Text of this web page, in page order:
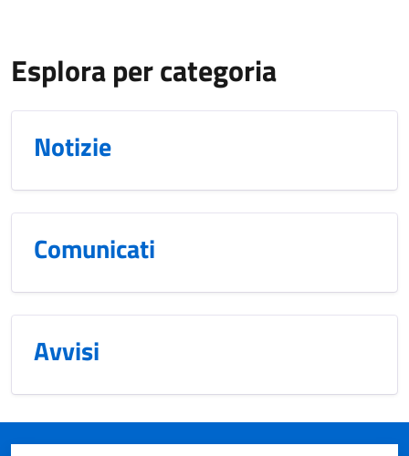
Esplora per categoria
Notizie
Comunicati
Avvisi